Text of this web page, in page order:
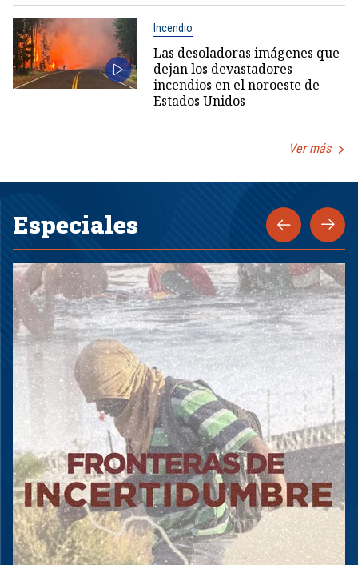
Incendio
Las desoladoras imágenes que
dejan los devastadores
incendios en el noroeste de
Estados Unidos
Ver más
Especiales